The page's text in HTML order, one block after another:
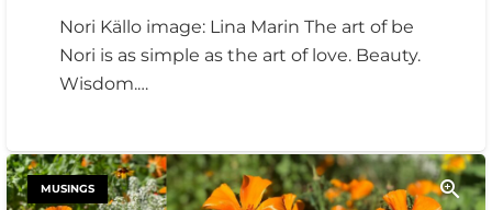
Nori Källo image: Lina Marin The art of be
Nori is as simple as the art of love. Beauty.
Wisdom.…
MUSINGS